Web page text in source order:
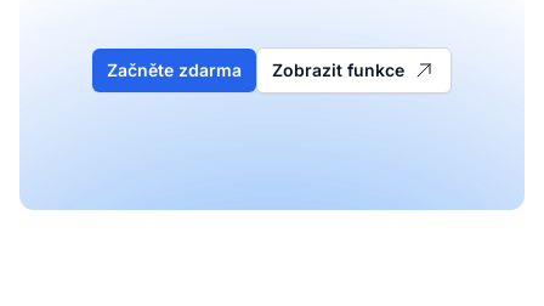
Začněte zdarma Zobrazit funkce